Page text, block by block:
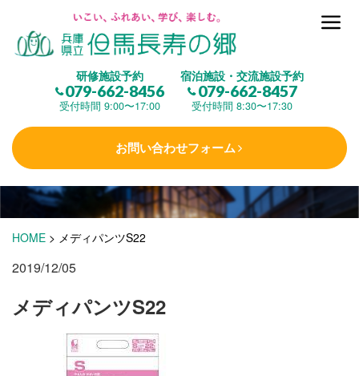
研修施設予約
079-662-8456
受付時間 9:00〜17:00
宿泊施設・交流施設予約
079-662-8457
受付時間 8:30〜17:30
お問い合わせフォーム
但馬長寿の郷とは
(研修施設)
楽しむ
学 ぶ(健康福祉)
泊まる (宿泊)
施設・料金
HOME > メディパンツS22
2019/12/05
メディパンツS22